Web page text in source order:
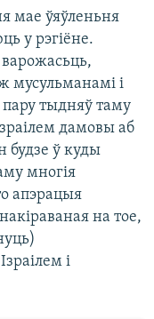
мае ўяўленьня
у рэгіёне.
і
тыдняў таму
дамовы аб
будзе ў куды
многія
апэрацыя
на тое,
і